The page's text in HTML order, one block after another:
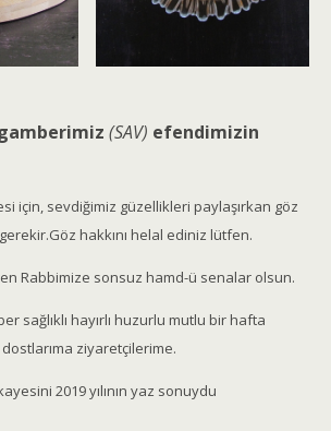
(SAV) efendimizin
için, sevdiğimiz güzellikleri paylaşırkan göz
hakkını helal ediniz lütfen.
Rabbimize sonsuz hamd-ü senalar olsun.
sağlıklı hayırlı huzurlu mutlu bir hafta
ziyaretçilerime.
2019 yılının yaz sonuydu